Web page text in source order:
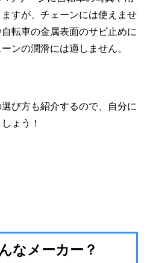
すが、チェーンには使えませ
転車の金属表面のサビ止めに
ンの潤滑には適しません。
び方も紹介するので、自分に
ょう！
なメーカー？